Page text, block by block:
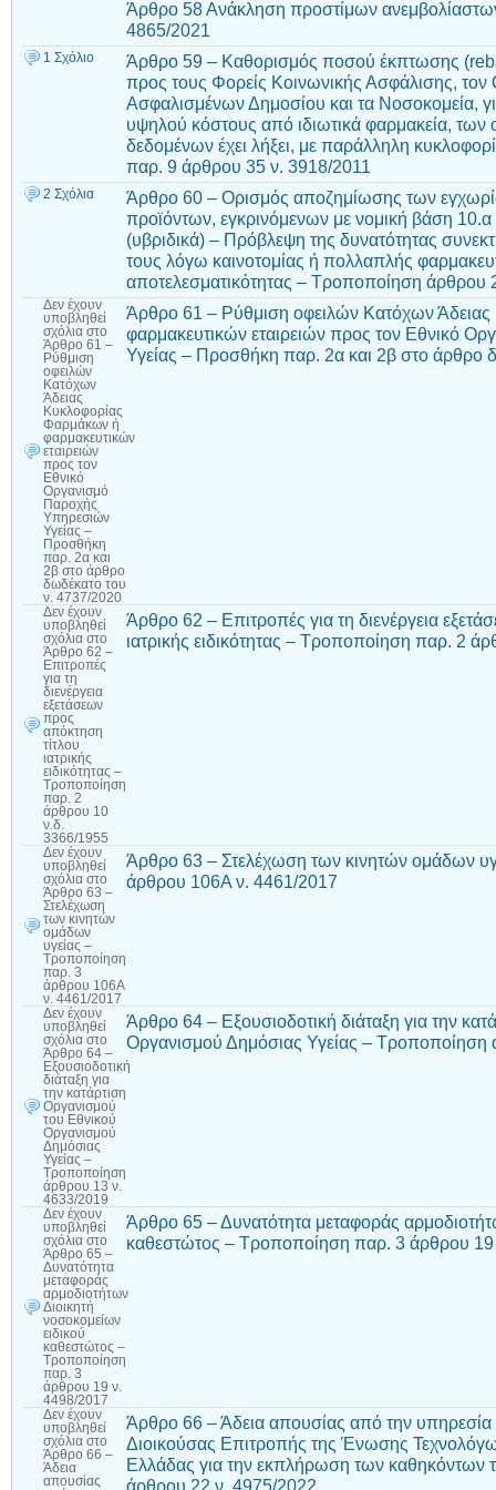
Άρθρο 58 Ανάκληση προστίμων
4865/2021
1 Σχόλιο
Άρθρο 59 – Καθορισμός ποσού έκπτωσης
προς τους Φορείς Κοινωνικής Ασφάλισης,
Ασφαλισμένων Δημοσίου και τα Νοσοκομεία,
υψηλού κόστους από ιδιωτικά φαρμακεία,
δεδομένων έχει λήξει, με παράλληλη
παρ. 9 άρθρου 35 ν. 3918/2011
2 Σχόλια
Άρθρο 60 – Ορισμός αποζημίωσης των
προϊόντων, εγκρινόμενων με νομική βάση
(υβριδικά) – Πρόβλεψη της δυνατότητας
τους λόγω καινοτομίας ή πολλαπλής
αποτελεσματικότητας – Τροποποίηση
Δεν έχουν
υποβληθεί
σχόλια στο
Άρθρο 61 –
Ρύθμιση
οφειλών
Κατόχων
Άδειας
Κυκλοφορίας
Φαρμάκων ή
φαρμακευτικών
εταιρειών
προς τον
Εθνικό
Οργανισμό
Παροχής
Υπηρεσιών
Υγείας –
Προσθήκη
παρ. 2α και
2β στο άρθρο
δωδέκατο του
ν. 4737/2020
Άρθρο 61 – Ρύθμιση οφειλών Κατόχων
φαρμακευτικών εταιρειών προς τον Εθνικό
Υγείας – Προσθήκη παρ. 2α και 2β στο άρθρο
Δεν έχουν
υποβληθεί
σχόλια στο
Άρθρο 62 –
Επιτροπές
για τη
διενέργεια
εξετάσεων
προς
απόκτηση
τίτλου
ιατρικής
ειδικότητας –
Τροποποίηση
παρ. 2
άρθρου 10
ν.δ.
3366/1955
Άρθρο 62 – Επιτροπές για τη διενέργεια
ιατρικής ειδικότητας – Τροποποίηση παρ. 2
Δεν έχουν
υποβληθεί
σχόλια στο
Άρθρο 63 –
Στελέχωση
των κινητών
ομάδων
υγείας –
Τροποποίηση
παρ. 3
άρθρου 106Α
ν. 4461/2017
Άρθρο 63 – Στελέχωση των κινητών ομάδων
άρθρου 106Α ν. 4461/2017
Δεν έχουν
υποβληθεί
σχόλια στο
Άρθρο 64 –
Εξουσιοδοτική
διάταξη για
την κατάρτιση
Οργανισμού
του Εθνικού
Οργανισμού
Δημόσιας
Υγείας –
Τροποποίηση
άρθρου 13 ν.
4633/2019
Άρθρο 64 – Εξουσιοδοτική διάταξη για την
Οργανισμού Δημόσιας Υγείας –
Δεν έχουν
υποβληθεί
σχόλια στο
Άρθρο 65 –
Δυνατότητα
μεταφοράς
αρμοδιοτήτων
Διοικητή
νοσοκομείων
ειδικού
καθεστώτος –
Τροποποίηση
παρ. 3
άρθρου 19 ν.
4498/2017
Άρθρο 65 – Δυνατότητα μεταφοράς
καθεστώτος – Τροποποίηση παρ. 3 άρθρου
Δεν έχουν
υποβληθεί
σχόλια στο
Άρθρο 66 –
Άδεια
απουσίας
Άρθρο 66 – Άδεια απουσίας από την
Διοικούσας Επιτροπής της Ένωσης
Ελλάδας για την εκπλήρωση των
άρθρου 22 ν. 4975/2022